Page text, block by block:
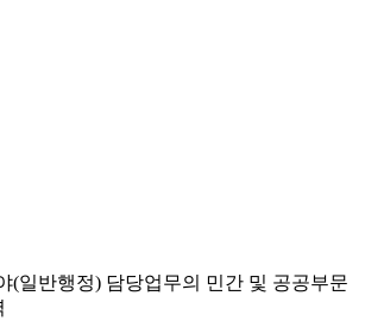
(일반행정) 담당업무의 민간 및 공공부문